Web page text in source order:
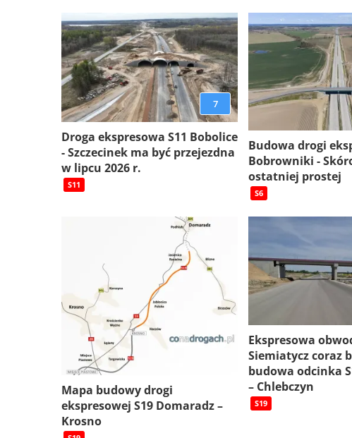
7
Droga ekspresowa S11 Bobolice
- Szczecinek ma być przejezdna
w lipcu 2026 r.
S11
Budowa drogi
Bobrowniki -
ostatniej prostej
S6
Mapa budowy drogi
ekspresowej S19 Domaradz –
Krosno
Ekspresowa
Siemiatycz coraz
budowa odcinka
– Chlebczyn
S19